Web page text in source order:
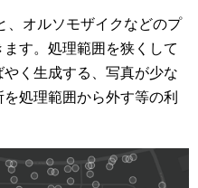
、オルソモザイクなどのプ
す。処理範囲を狭くして
く生成する、写真が少な
処理範囲から外す等の利